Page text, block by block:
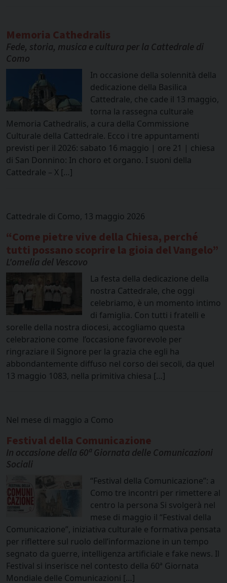
Memoria Cathedralis
Fede, storia, musica e cultura per la Cattedrale di
Como
In occasione della solennità della
dedicazione della Basilica
Cattedrale, che cade il 13 maggio,
torna la rassegna culturale
Memoria Cathedralis, a cura della Commissione
Culturale della Cattedrale. Ecco i tre appuntamenti
previsti per il 2026: sabato 16 maggio | ore 21 | chiesa
di San Donnino: In choro et organo. I suoni della
Cattedrale – X […]
Cattedrale di Como, 13 maggio 2026
“Come pietre vive della Chiesa, perché
tutti possano scoprire la gioia del Vangelo”
L'omelia del Vescovo
La festa della dedicazione della
nostra Cattedrale, che oggi
celebriamo, è un momento intimo
di famiglia. Con tutti i fratelli e
sorelle della nostra diocesi, accogliamo questa
celebrazione come l’occasione favorevole per
ringraziare il Signore per la grazia che egli ha
abbondantemente diffuso nel corso dei secoli, da quel
13 maggio 1083, nella primitiva chiesa […]
Nel mese di maggio a Como
Festival della Comunicazione
In occasione della 60ª Giornata delle Comunicazioni
Sociali
“Festival della Comunicazione”: a
Como tre incontri per rimettere al
centro la persona Si svolgerà nel
mese di maggio il “Festival della
Comunicazione”, iniziativa culturale e formativa pensata
per riflettere sul ruolo dell’informazione in un tempo
segnato da guerre, intelligenza artificiale e fake news. Il
Festival si inserisce nel contesto della 60ª Giornata
Mondiale delle Comunicazioni […]